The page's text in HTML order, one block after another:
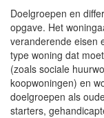
Doelgroepen en
opgave. Het
veranderende eisen
type woning dat
(zoals sociale
koopwoningen) en
doelgroepen als
starters,